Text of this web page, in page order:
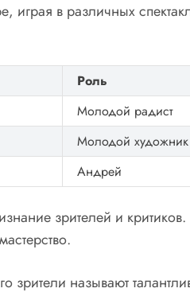
играя в различных
Роль
Молодой радист
Молодой художник
Андрей
зрителей и
зрители называют